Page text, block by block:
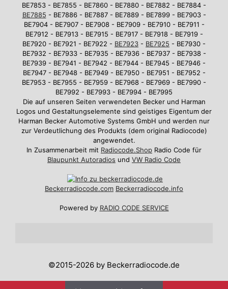
BE7853 - BE7855 - BE7860 - BE7880 - BE7882 - BE7884 -
BE7885 - BE7886 - BE7887 - BE7889 - BE7899 - BE7903 -
BE7904 - BE7907 - BE7908 - BE7909 - BE7910 - BE7911 -
BE7912 - BE7913 - BE7915 - BE7917 - BE7918 - BE7919 -
BE7920 - BE7921 - BE7922 - BE7923 - BE7925 - BE7930 -
BE7932 - BE7933 - BE7935 - BE7936 - BE7937 - BE7938 -
BE7939 - BE7941 - BE7942 - BE7944 - BE7945 - BE7946 -
BE7947 - BE7948 - BE7949 - BE7950 - BE7951 - BE7952 -
BE7953 - BE7955 - BE7959 - BE7968 - BE7969 - BE7990 -
BE7992 - BE7993 - BE7994 - BE7995
Die auf unseren Seiten verwendeten Becker und Harman
Logos und Gestaltungselemente sind geistiges Eigentum der
Harman Becker Automotive Systems GmbH und werden nur
zur Verdeutlichung des Produkts (dem original Radiocode)
angewendet.
In Zusammenarbeit mit Radiocode.Shop Radio Code für
Blaupunkt Autoradios und VW Radio Code
Beckerradiocode.com Beckerradiocode.info
Powered by RADIO CODE SERVICE
©2015-2026 by Beckerradiocode.de